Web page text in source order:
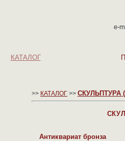
e-
КАТАЛОГ
>> КАТАЛОГ >> СКУЛЬПТУРА
Антиквариат бронза